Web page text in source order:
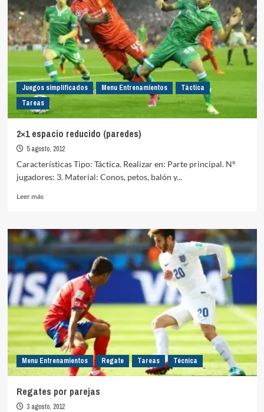
Juegos simplificados Menu Entrenamientos
Táctica
Tareas
2×1 espacio reducido (paredes)
5 agosto, 2012
Características Tipo: Táctica. Realizar en: Parte principal. Nº
jugadores: 3. Material: Conos, petos, balón y...
Leer másLeer
2×1
espacio
reducido
(paredes)
Menu Entrenamientos Regate Tareas Técnica
Regates por parejas
3 agosto, 2012